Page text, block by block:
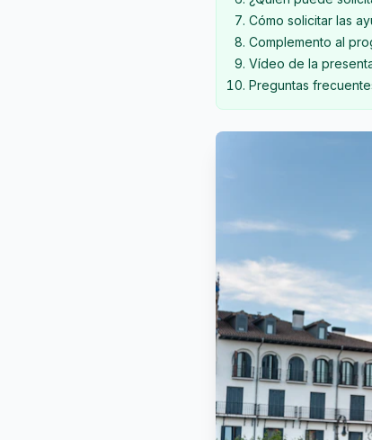
Cómo solicitar las
Complemento al
Vídeo de la
Preguntas